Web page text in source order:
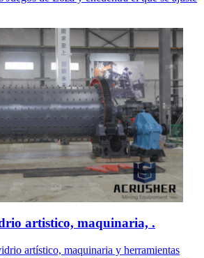
artistico, maquinaria, .
artístico, maquinaria y herramientas